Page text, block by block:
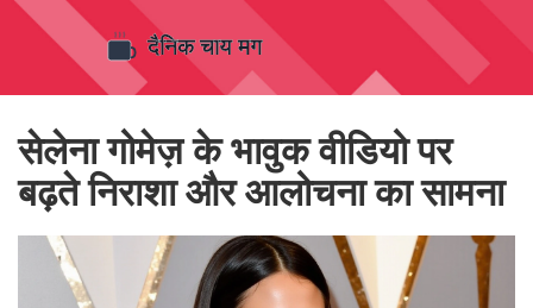
सेलेना गोमेज़ के भावुक वीडियो पर
बढ़ते निराशा और आलोचना का सामना